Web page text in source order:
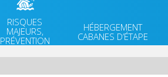
RISQUES
MAJEURS,
PRÉVENTION
HÉBERGEMENT
CABANES D’ÉTAPE